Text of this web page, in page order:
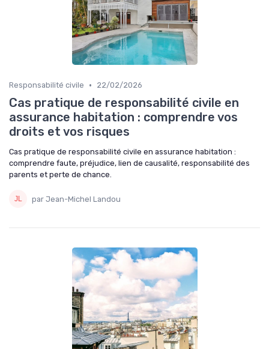
Responsabilité civile • 22/02/2026
Cas pratique de responsabilité civile en
assurance habitation : comprendre vos
droits et vos risques
Cas pratique de responsabilité civile en assurance habitation :
comprendre faute, préjudice, lien de causalité, responsabilité des
parents et perte de chance.
par Jean-Michel Landou